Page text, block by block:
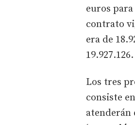
euros
contrato
era de
19.927.126.
Los tres
consiste
atenderán